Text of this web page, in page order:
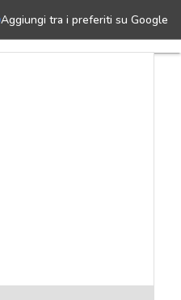
Aggiungi tra i preferiti su Google